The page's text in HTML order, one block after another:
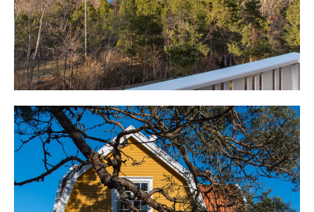
egen lägenhet med två rum och toalett med handfat.
Perfekt om barnen vill komma eller gå som de vill eller
kanske en extra hyresintäkt. Möjligheten finns även att
sätta in ett trinettkök.
Intill finns bastu, möjlighet till relax och stora
En trappa leder upp till entréplan som omges av stora
altandäck. Här finns plats att följa solen från sin
uppgång tills den går ned. Här lever man med en
fantastisk känsla och utsikten är levande mot Stegesund
och inloppet till Stockholm och alla stora fartyg som